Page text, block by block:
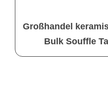
Großhandel
Bulk Souffle